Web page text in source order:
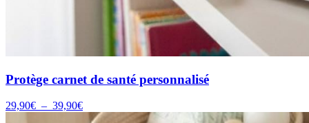
Protège carnet de santé personnalisé
29,90€ – 39,90€Plage